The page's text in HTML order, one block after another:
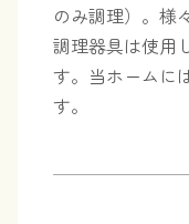
のみ調理）。様
調理器具は使用
す。当ホームに
す。